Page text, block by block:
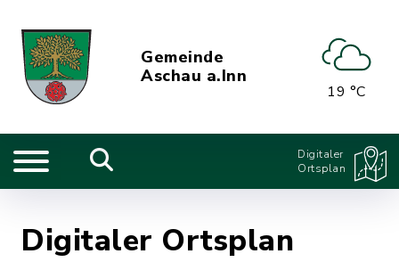
Gemeinde
Aschau a.Inn
19 °C
Digitaler
Ortsplan
Digitaler Ortsplan